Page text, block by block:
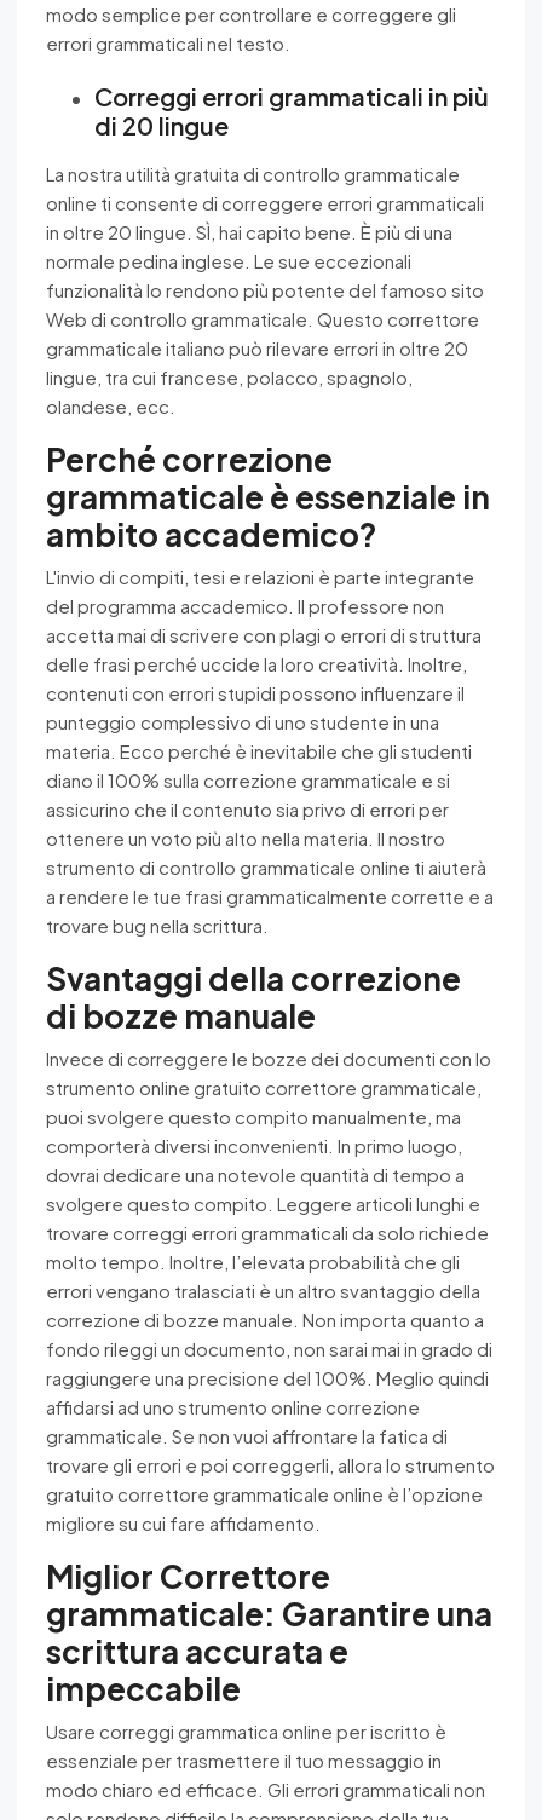
modo semplice per controllare e correggere gli
errori grammaticali nel testo.
Correggi errori grammaticali in più
di 20 lingue
La nostra utilità gratuita di controllo grammaticale
online ti consente di correggere errori grammaticali
in oltre 20 lingue. SÌ, hai capito bene. È più di una
normale pedina inglese. Le sue eccezionali
funzionalità lo rendono più potente del famoso sito
Web di controllo grammaticale. Questo correttore
grammaticale italiano può rilevare errori in oltre 20
lingue, tra cui francese, polacco, spagnolo,
olandese, ecc.
Perché correzione
grammaticale è essenziale in
ambito accademico?
L'invio di compiti, tesi e relazioni è parte integrante
del programma accademico. Il professore non
accetta mai di scrivere con plagi o errori di struttura
delle frasi perché uccide la loro creatività. Inoltre,
contenuti con errori stupidi possono influenzare il
punteggio complessivo di uno studente in una
materia. Ecco perché è inevitabile che gli studenti
diano il 100% sulla correzione grammaticale e si
assicurino che il contenuto sia privo di errori per
ottenere un voto più alto nella materia. Il nostro
strumento di controllo grammaticale online ti aiuterà
a rendere le tue frasi grammaticalmente corrette e a
trovare bug nella scrittura.
Svantaggi della correzione
di bozze manuale
Invece di correggere le bozze dei documenti con lo
strumento online gratuito correttore grammaticale,
puoi svolgere questo compito manualmente, ma
comporterà diversi inconvenienti. In primo luogo,
dovrai dedicare una notevole quantità di tempo a
svolgere questo compito. Leggere articoli lunghi e
trovare correggi errori grammaticali da solo richiede
molto tempo. Inoltre, l’elevata probabilità che gli
errori vengano tralasciati è un altro svantaggio della
correzione di bozze manuale. Non importa quanto a
fondo rileggi un documento, non sarai mai in grado di
raggiungere una precisione del 100%. Meglio quindi
affidarsi ad uno strumento online correzione
grammaticale. Se non vuoi affrontare la fatica di
trovare gli errori e poi correggerli, allora lo strumento
gratuito correttore grammaticale online è l’opzione
migliore su cui fare affidamento.
Miglior Correttore
grammaticale: Garantire una
scrittura accurata e
impeccabile
Usare correggi grammatica online per iscritto è
essenziale per trasmettere il tuo messaggio in
modo chiaro ed efficace. Gli errori grammaticali non